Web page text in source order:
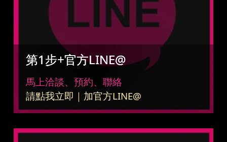
第1步+官方LINE@
馬上洽談、預約、聯絡
請點我立即｜加官方LINE@